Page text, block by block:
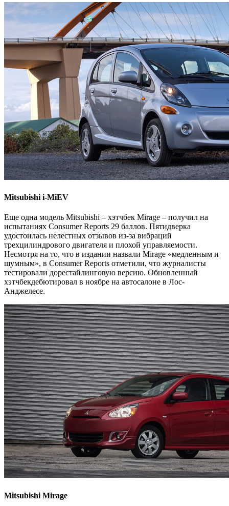
Mitsubishi i-MiEV
Еще одна модель Mitsubishi – хэтчбек Mirage – получил на
испытаниях Consumer Reports 29 баллов. Пятидверка
удостоилась нелестных отзывов из-за вибраций
трехцилиндрового двигателя и плохой управляемости.
Несмотря на то, что в издании назвали Mirage «медленным и
шумным», в Consumer Reports отметили, что журналисты
тестировали дорестайлинговую версию. Обновленный
хэтчбекдебютировал в ноябре на автосалоне в Лос-
Анджелесе.
Mitsubishi Mirage